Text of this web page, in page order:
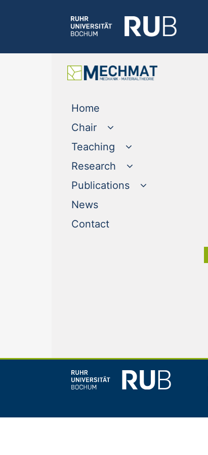
Home
Chair
Teaching
Research
Publications
News(current)
Contact(current)